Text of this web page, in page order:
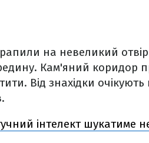
на невеликий
Кам'яний коридор
Від знахідки
інтелект шукатиме